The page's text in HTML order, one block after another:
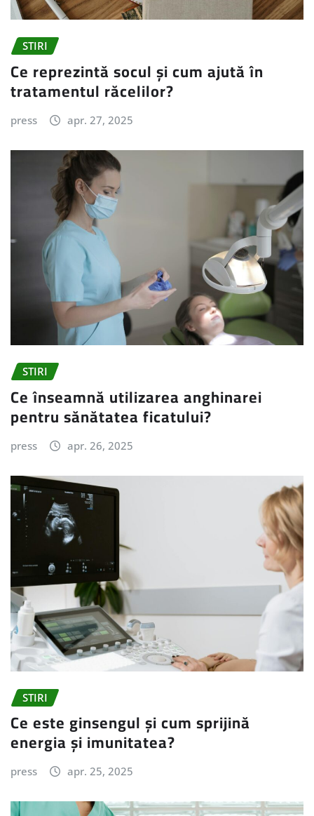
STIRI
Ce reprezintă socul și cum ajută în
tratamentul răcelilor?
press apr. 27, 2025
STIRI
Ce înseamnă utilizarea anghinarei
pentru sănătatea ficatului?
press apr. 26, 2025
STIRI
Ce este ginsengul și cum sprijină
energia și imunitatea?
press apr. 25, 2025